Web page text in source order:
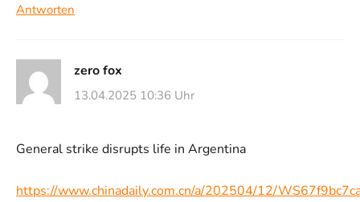
Antworten
zero fox
13.04.2025 10:36 Uhr
General strike disrupts life in Argentina
https://www.chinadaily.com.cn/a/202504/12/